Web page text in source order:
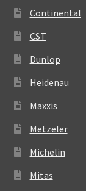
Continental
CST
Dunlop
Heidenau
Maxxis
Metzeler
Michelin
Mitas